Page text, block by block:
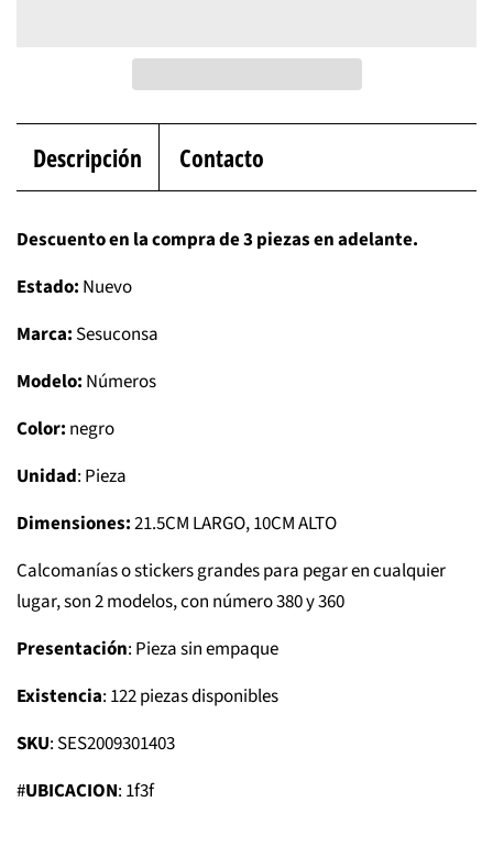
Descripción Contacto
Descuento en la compra de 3 piezas en adelante.
Estado: Nuevo
Marca: Sesuconsa
Modelo: Números
Color: negro
Unidad: Pieza
Dimensiones:21.5CM LARGO, 10CM ALTO
Calcomanías o stickers grandes para pegar en cualquier
lugar, son 2 modelos, con número 380 y 360
Presentación: Pieza sin empaque
Existencia: 122 piezas disponibles
SKU: SES2009301403
#UBICACION: 1f3f